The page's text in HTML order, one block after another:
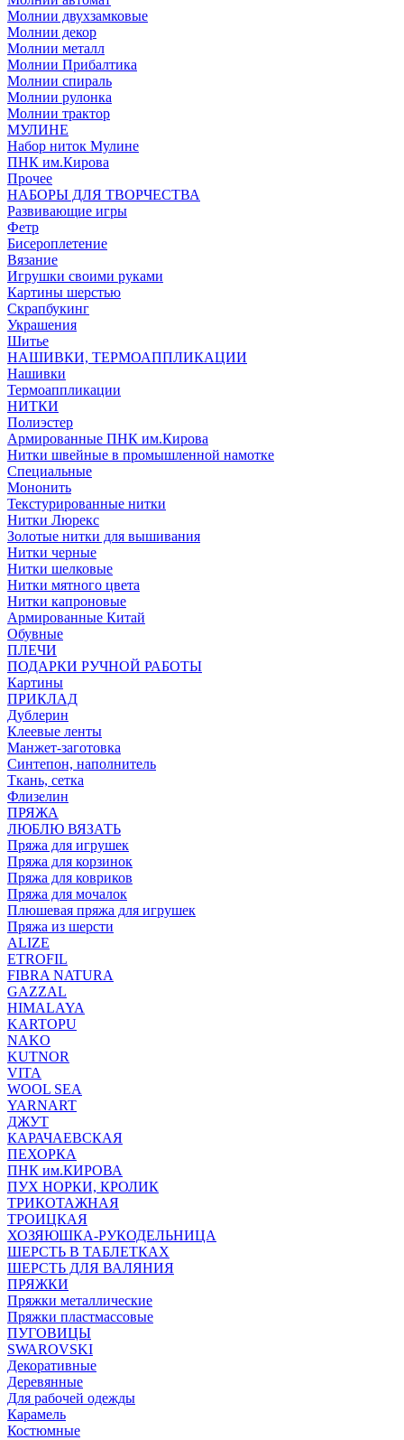
Молнии двухзамковые
Молнии декор
Молнии металл
Молнии Прибалтика
Молнии спираль
Молнии рулонка
Молнии трактор
МУЛИНЕ
Набор ниток Мулине
ПНК им.Кирова
Прочее
НАБОРЫ ДЛЯ ТВОРЧЕСТВА
Развивающие игры
Фетр
Бисероплетение
Вязание
Игрушки своими руками
Картины шерстью
Скрапбукинг
Украшения
Шитье
НАШИВКИ, ТЕРМОАППЛИКАЦИИ
Нашивки
Термоаппликации
НИТКИ
Полиэстер
Армированные ПНК им.Кирова
Нитки швейные в промышленной намотке
Специальные
Мононить
Текстурированные нитки
Нитки Люрекс
Золотые нитки для вышивания
Нитки черные
Нитки шелковые
Нитки мятного цвета
Нитки капроновые
Армированные Китай
Обувные
ПЛЕЧИ
ПОДАРКИ РУЧНОЙ РАБОТЫ
Картины
ПРИКЛАД
Дублерин
Клеевые ленты
Манжет-заготовка
Синтепон, наполнитель
Ткань, сетка
Флизелин
ПРЯЖА
ЛЮБЛЮ ВЯЗАТЬ
Пряжа для игрушек
Пряжа для корзинок
Пряжа для ковриков
Пряжа для мочалок
Плюшевая пряжа для игрушек
Пряжа из шерсти
ALIZE
ETROFIL
FIBRA NATURA
GAZZAL
HIMALAYA
KARTOPU
NAKO
KUTNOR
VITA
WOOL SEA
YARNART
ДЖУТ
КАРАЧАЕВСКАЯ
ПЕХОРКА
ПНК им.КИРОВА
ПУХ НОРКИ, КРОЛИК
ТРИКОТАЖНАЯ
ТРОИЦКАЯ
ХОЗЯЮШКА-РУКОДЕЛЬНИЦА
ШЕРСТЬ В ТАБЛЕТКАХ
ШЕРСТЬ ДЛЯ ВАЛЯНИЯ
ПРЯЖКИ
Пряжки металлические
Пряжки пластмассовые
ПУГОВИЦЫ
SWAROVSKI
Декоративные
Деревянные
Для рабочей одежды
Карамель
Костюмные